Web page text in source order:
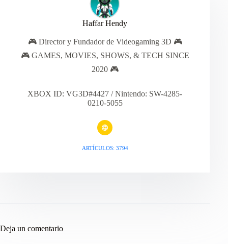
Haffar Hendy
🎮 Director y Fundador de Videogaming 3D 🎮
🎮 GAMES, MOVIES, SHOWS, & TECH SINCE
2020 🎮
XBOX ID: VG3D#4427 / Nintendo: SW-4285-
0210-5055
ARTÍCULOS: 3794
Deja un comentario